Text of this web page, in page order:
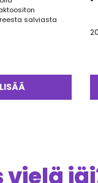
salviasta